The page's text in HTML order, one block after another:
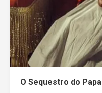
O Sequestro do Papa